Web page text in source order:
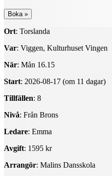
Ort: Torslanda
Var: Viggen, Kulturhuset Vingen
När: Mån 16.15
Start: 2026-08-17 (om 11 dagar)
Tillfällen: 8
Nivå: Från Brons
Ledare: Emma
Avgift: 1595 kr
Arrangör: Malins Dansskola